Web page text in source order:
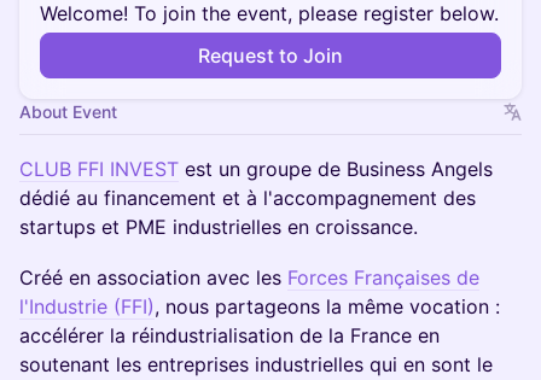
Welcome! To join the event, please register below.
Request to Join
About Event
CLUB FFI INVEST est un groupe de Business Angels
dédié au financement et à l'accompagnement des
startups et PME industrielles en croissance.
Créé en association avec les Forces Françaises de
l'Industrie (FFI), nous partageons la même vocation :
accélérer la réindustrialisation de la France en
soutenant les entreprises industrielles qui en sont le